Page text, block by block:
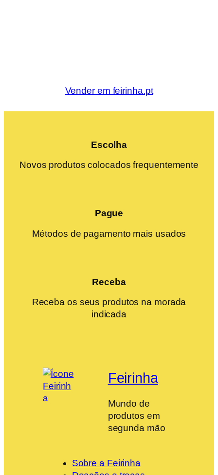
Vender em feirinha.pt
Escolha
Novos produtos colocados frequentemente
Pague
Métodos de pagamento mais usados
Receba
Receba os seus produtos na morada
indicada
Feirinha
Mundo de
produtos em
segunda mão
Sobre a Feirinha